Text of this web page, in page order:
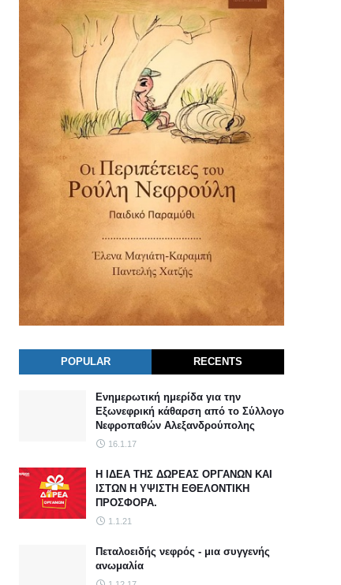
POPULAR RECENTS
Ενημερωτική ημερίδα για την
Εξωνεφρική κάθαρση από το Σύλλογο
Νεφροπαθών Αλεξανδρούπολης
16.1.17
Η ΙΔΕΑ ΤΗΣ ΔΩΡΕΑΣ ΟΡΓΑΝΩΝ ΚΑΙ
ΙΣΤΩΝ Η ΥΨΙΣΤΗ ΕΘΕΛΟΝΤΙΚΗ
ΠΡΟΣΦΟΡΑ.
1.1.21
Πεταλοειδής νεφρός - μια συγγενής
ανωμαλία